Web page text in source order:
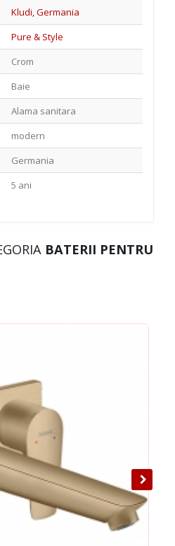
Kludi, Germania
Pure & Style
Crom
Baie
Alama sanitara
modern
Germania
5 ani
BATERII PENTRU